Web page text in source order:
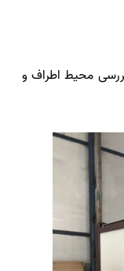
محیط اطراف و